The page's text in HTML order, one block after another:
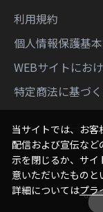
利用規約
個人情報保護基
WEBサイトにお
特定商法に基づ
当サイトでは、お
配信および宣伝な
示を閉じるか、サ
意いただいたものと
詳細についてはプラ